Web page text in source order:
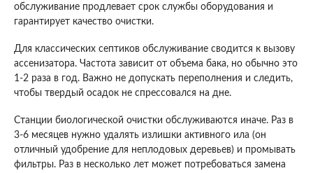
обслуживание продлевает срок службы оборудования и
гарантирует качество очистки.
Для классических септиков обслуживание сводится к вызову
ассенизатора. Частота зависит от объема бака, но обычно это
1-2 раза в год. Важно не допускать переполнения и следить,
чтобы твердый осадок не спрессовался на дне.
Станции биологической очистки обслуживаются иначе. Раз в
3-6 месяцев нужно удалять излишки активного ила (он
отличный удобрение для неплодовых деревьев) и промывать
фильтры. Раз в несколько лет может потребоваться замена